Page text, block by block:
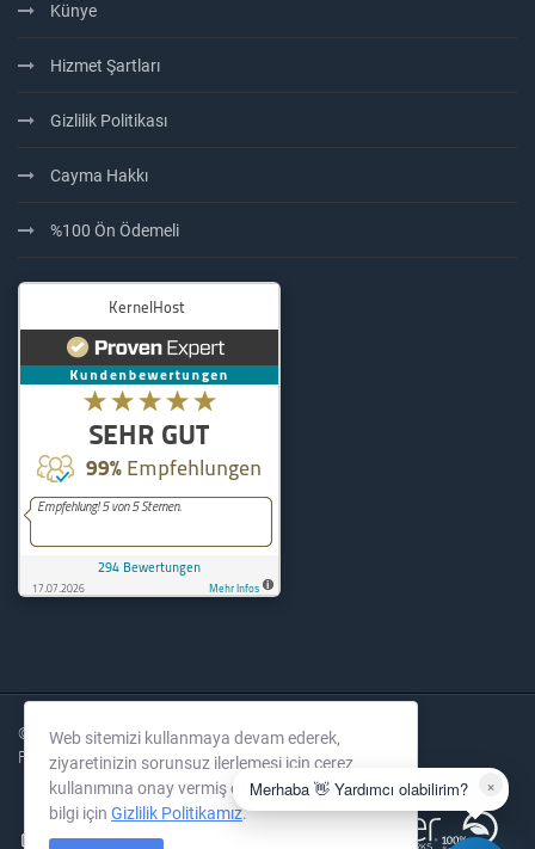
Künye
Hizmet Şartları
Gizlilik Politikası
Cayma Hakkı
%100 Ön Ödemeli
© 2004-2026 KernelHost GmbH. Tüm hakları saklıdır.
Fiyatlar KDV hariçtir.
Web sitemizi kullanmaya devam ederek,
ziyaretinizin sorunsuz ilerlemesi için çerez
kullanımına onay vermiş olursunuz. Daha fazla
bilgi için Gizlilik Politikamız.
×
Merhaba 👋 Yardımcı olabilirim?